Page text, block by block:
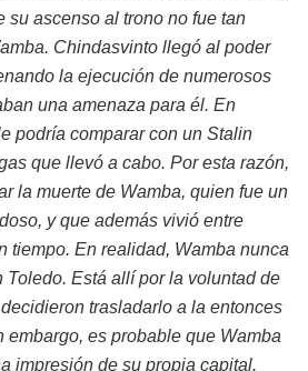
su ascenso al trono no fue tan
Chindasvinto llegó al poder
la ejecución de numerosos
una amenaza para él. En
podría comparar con un Stalin
que llevó a cabo. Por esta razón,
la muerte de Wamba, quien fue un
y que además vivió entre
tiempo. En realidad, Wamba nunca
Toledo. Está allí por la voluntad de
trasladarlo a la entonces
embargo, es probable que Wamba
impresión de su propia capital.